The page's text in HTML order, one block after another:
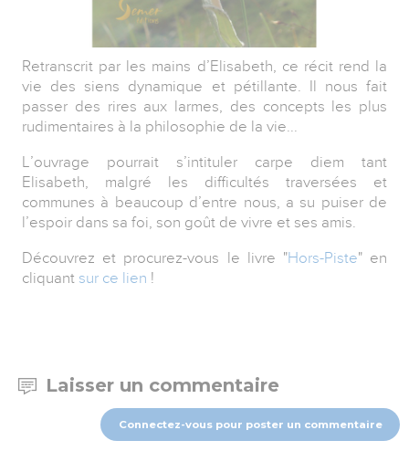
Retranscrit par les mains d’Elisabeth, ce récit rend la
vie des siens dynamique et pétillante. Il nous fait
passer des rires aux larmes, des concepts les plus
rudimentaires à la philosophie de la vie...
L’ouvrage pourrait s’intituler carpe diem tant
Elisabeth, malgré les difficultés traversées et
communes à beaucoup d’entre nous, a su puiser de
l’espoir dans sa foi, son goût de vivre et ses amis.
Découvrez et procurez-vous le livre "Hors-Piste" en
cliquant sur ce lien !
Laisser un commentaire
Connectez-vous pour poster un commentaire